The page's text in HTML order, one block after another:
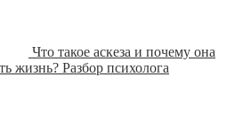
Что такое аскеза и почему она
жизнь? Разбор психолога